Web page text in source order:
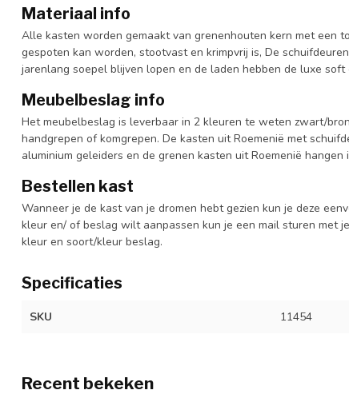
Materiaal info
Alle kasten worden gemaakt van grenenhouten kern met een
gespoten kan worden, stootvast en krimpvrij is, De
jarenlang soepel blijven lopen en de laden hebben de luxe soft
Meubelbeslag info
Het meubelbeslag is leverbaar in 2 kleuren te weten zwart/
handgrepen of komgrepen. De kasten uit Roemenië met
aluminium geleiders en de grenen kasten uit Roemenië hangen
Bestellen kast
Wanneer je de kast van je dromen hebt gezien kun je deze
kleur en/ of beslag wilt aanpassen kun je een mail sturen met
kleur en soort/kleur beslag.
Specificaties
SKU 11454
Recent bekeken